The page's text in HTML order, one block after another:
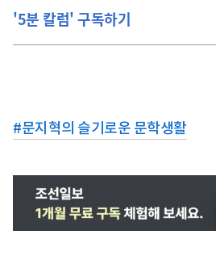
'5분 칼럼' 구독하기
#문지혁의 슬기로운 문학생활